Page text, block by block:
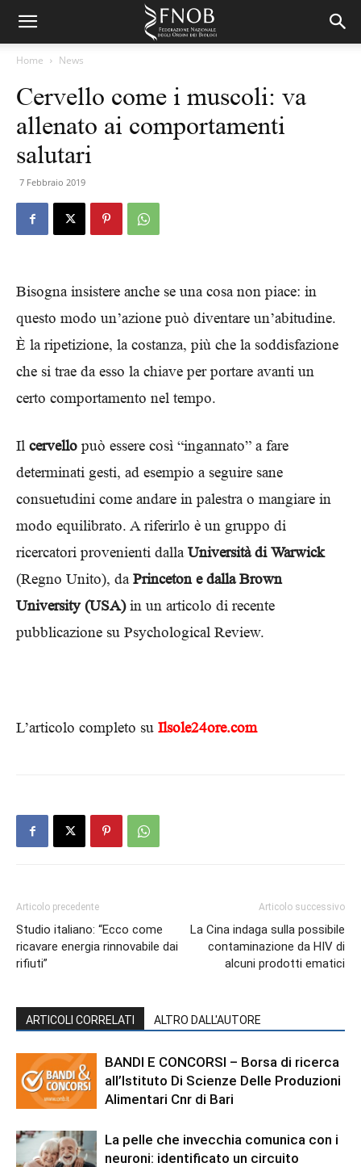
Home News
Cervello come i muscoli: va
allenato ai comportamenti
salutari
7 Febbraio 2019
Bisogna insistere anche se una cosa non piace: in
questo modo un’azione può diventare un’abitudine.
È la ripetizione, la costanza, più che la soddisfazione
che si trae da esso la chiave per portare avanti un
certo comportamento nel tempo.
Il cervello può essere così “ingannato” a fare
determinati gesti, ad esempio a seguire sane
consuetudini come andare in palestra o mangiare in
modo equilibrato. A riferirlo è un gruppo di
ricercatori provenienti dallaUniversità di Warwick
(Regno Unito), daPrinceton e dalla Brown
University (USA)in un articolo di recente
pubblicazione su Psychological Review.
L’articolo completo su Ilsole24ore.com
Articolo precedente
Studio italiano: “Ecco come
ricavare energia rinnovabile dai
rifiuti”
Articolo successivo
La Cina indaga sulla possibile
contaminazione da HIV di
alcuni prodotti ematici
ARTICOLI CORRELATI ALTRO DALL'AUTORE
BANDI E CONCORSI – Borsa di ricerca
all’Istituto Di Scienze Delle Produzioni
Alimentari Cnr di Bari
La pelle che invecchia comunica con i
neuroni: identificato un circuito